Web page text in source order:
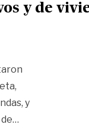
y de
y
…